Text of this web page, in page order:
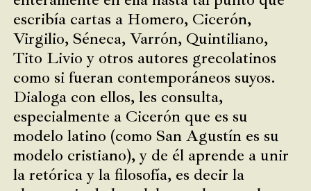
escribía cartas a Homero, Cicerón,
Virgilio, Séneca, Varrón, Quintiliano,
Tito Livio y otros autores grecolatinos
como si fueran contemporáneos suyos.
Dialoga con ellos, les consulta,
especialmente a Cicerón que es su
modelo latino (como San Agustín es su
modelo cristiano), y de él aprende a unir
la retórica y la filosofía, es decir la